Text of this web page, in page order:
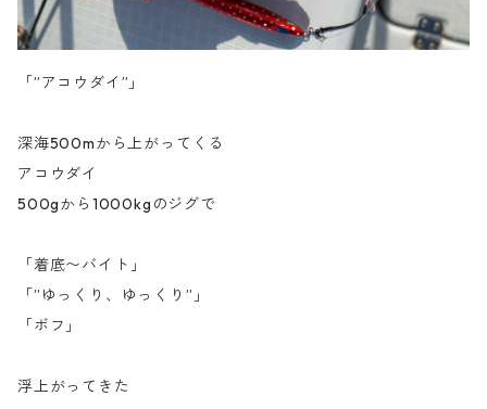
「”アコウダイ”」
深海500mから上がってくる
アコウダイ
500gから1000kgのジグで
「着底〜バイト」
「”ゆっくり、ゆっくり”」
「ボフ」
浮上がってきた